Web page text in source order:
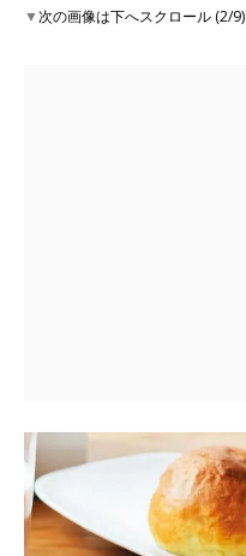
▼次の画像は下へスクロール (2/9)